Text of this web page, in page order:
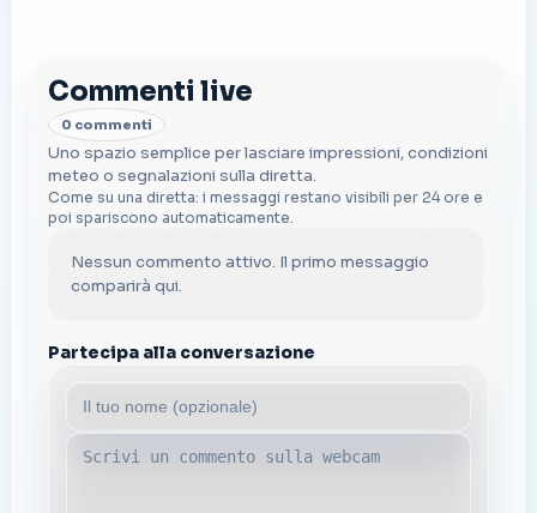
Commenti live
0 commenti
Uno spazio semplice per lasciare impressioni, condizioni
meteo o segnalazioni sulla diretta.
Come su una diretta: i messaggi restano visibili per 24 ore e
poi spariscono automaticamente.
Nessun commento attivo. Il primo messaggio
comparirà qui.
Partecipa alla conversazione